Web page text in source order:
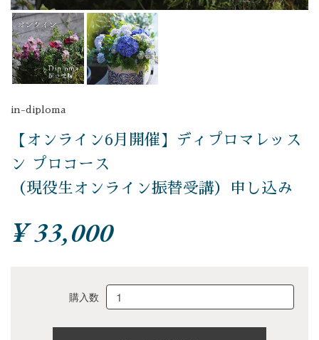
in-diploma
【オンライン6月開催】ディプロマレッス
ン プロコース
（現役生オンライン振替受講）申し込み
¥ 33,000
購入数